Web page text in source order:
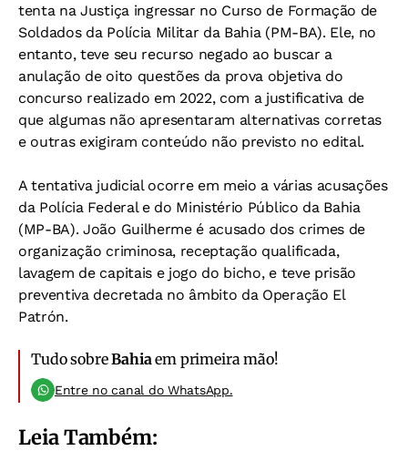
tenta na Justiça ingressar no Curso de Formação de
Soldados da Polícia Militar da Bahia (PM-BA). Ele, no
entanto, teve seu recurso negado ao buscar a
anulação de oito questões da prova objetiva do
concurso realizado em 2022, com a justificativa de
que algumas não apresentaram alternativas corretas
e outras exigiram conteúdo não previsto no edital.
A tentativa judicial ocorre em meio a várias acusações
da Polícia Federal e do Ministério Público da Bahia
(MP-BA). João Guilherme é acusado dos crimes de
organização criminosa, receptação qualificada,
lavagem de capitais e jogo do bicho, e teve prisão
preventiva decretada no âmbito da Operação El
Patrón.
Tudo sobreBahia em primeira mão!
Entre no canal do WhatsApp.
Leia Também: